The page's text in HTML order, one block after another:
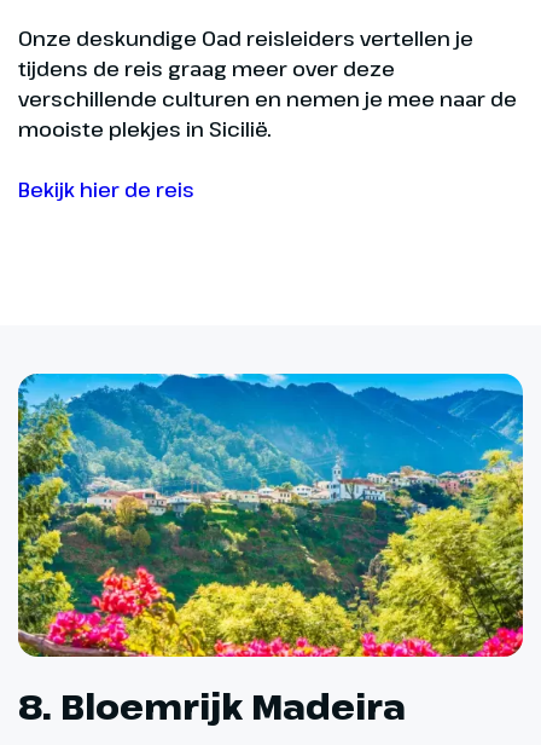
Onze deskundige Oad reisleiders vertellen je
tijdens de reis graag meer over deze
verschillende culturen en nemen je mee naar de
mooiste plekjes in Sicilië.
Bekijk hier de reis
8. Bloemrijk Madeira